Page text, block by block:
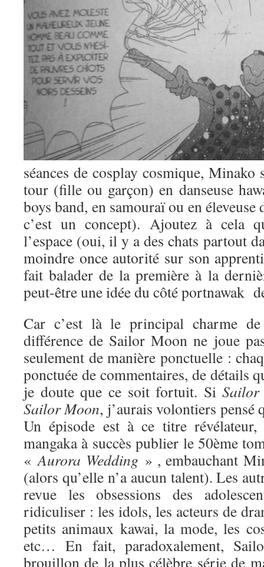
séances de cosplay cosmique,
tour (fille ou garçon) en danseuse
boys band, en samouraï ou en éleveuse
c’est un concept). Ajoutez à cela
l’espace (oui, il y a des chats partout
moindre once autorité sur son
fait balader de la première à la
peut-être une idée du côté portnawak
Car c’est là le principal charme
différence de Sailor Moon ne joue
seulement de manière ponctuelle :
ponctuée de commentaires, de détails
je doute que ce soit fortuit. Si
Sailor Moon, j’aurais volontiers pensé
Un épisode est à ce titre
mangaka à succès publier le 50ème
«Aurora Wedding » , embauchant
(alors qu’elle n’a aucun talent). Les
revue les obsessions des
ridiculiser : les idols, les acteurs de
petits animaux kawai, la mode, les
etc… En fait, paradoxalement,
brouillon de la plus célèbre série de